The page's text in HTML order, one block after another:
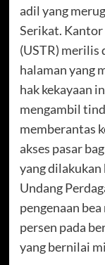
adil yang
Serikat. Kantor
(USTR) merilis
halaman yang
hak kekayaan
mengambil
memberantas
akses pasar
yang dilakukan
Undang
pengenaan
persen pada
yang bernilai